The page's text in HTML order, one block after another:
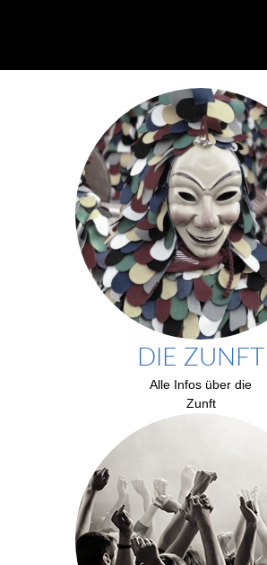
DIE ZUNFT
Alle Infos über die
Zunft